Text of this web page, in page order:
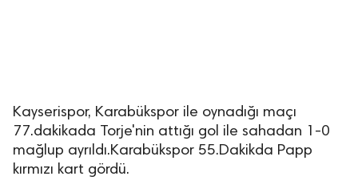
Kayserispor, Karabükspor ile oynadığı maçı
77.dakikada Torje'nin attığı gol ile sahadan 1-0
mağlup ayrıldı.Karabükspor 55.Dakikda Papp
kırmızı kart gördü.